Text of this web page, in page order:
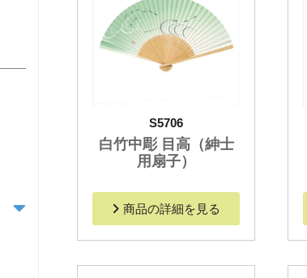
S5706
白竹中彫 目高（紳士
用扇子）
商品の詳細を見る